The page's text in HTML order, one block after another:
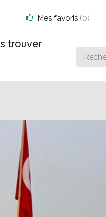
trouver
Search
for
Mes favoris (0)